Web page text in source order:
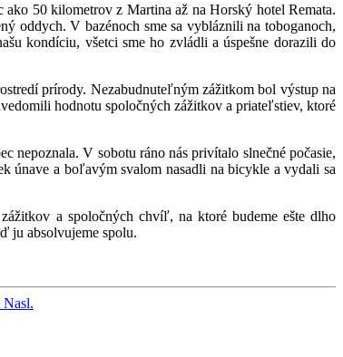
50 kilometrov z Martina až na Horský hotel Remata.
oddych. V bazénoch sme sa vybláznili na toboganoch,
kondíciu, všetci sme ho zvládli a úspešne dorazili do
prírody. Nezabudnuteľným zážitkom bol výstup na
hodnotu spoločných zážitkov a priateľstiev, ktoré
nepoznala. V sobotu ráno nás privítalo slnečné počasie,
únave a boľavým svalom nasadli na bicykle a vydali sa
a spoločných chvíľ, na ktoré budeme ešte dlho
ju absolvujeme spolu.
Nasl.